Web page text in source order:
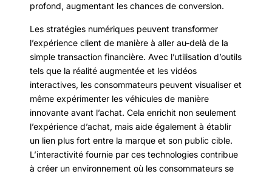
profond, augmentant les chances de conversion.
Les stratégies numériques peuvent transformer
l’expérience client de manière à aller au-delà de la
simple transaction financière. Avec l’utilisation d’outils
tels que la réalité augmentée et les vidéos
interactives, les consommateurs peuvent visualiser et
même expérimenter les véhicules de manière
innovante avant l’achat. Cela enrichit non seulement
l’expérience d’achat, mais aide également à établir
un lien plus fort entre la marque et son public cible.
L’interactivité fournie par ces technologies contribue
à créer un environnement où les consommateurs se